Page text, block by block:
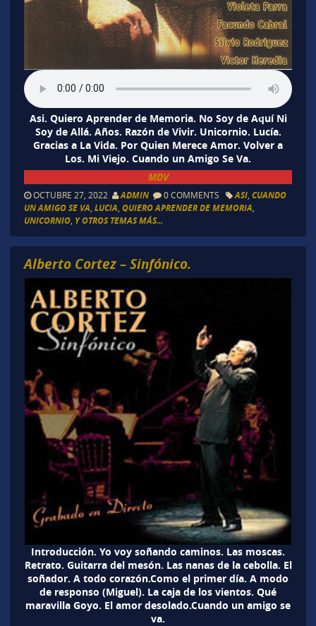
Asi. Quiero Aprender de Memoria. No Soy de Aquí Ni
Soy de Allá. Años. Razón de Vivir. Unicornio. Lucía.
Gracias a La Vida. Por Quien Merece Amor. Volver a
Los. Mi Viejo. Cuando un Amigo Se Va.
MDV
OCTUBRE 27, 2022 ADMIN 0 COMMENTS ASI, CUANDO
UN AMIGO SE VA, LUCIA, QUIERO APRENDER DE MEMORIA,
UNICORNIO, Y OTROS TEMAS MÁS...
Alberto Cortez – Sinfónico.
Introducción. Yo voy soñando caminos. Las moscas.
Retrato. Guitarra del mesón. Las nanas de la cebolla. El
soñador. A todo corazón.Como el primer día. A modo
de responso (Miguel). La caja de los vientos. Qué
maravilla Goyo. El amor desolado.Cuando un amigo se
va.